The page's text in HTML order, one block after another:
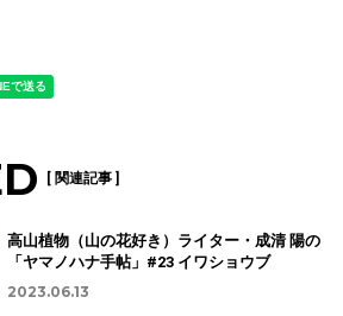
[ 関連記事 ]
高山植物（山の花好き）ライター・成清 陽の
「ヤマノハナ手帖」#23 イワショウブ
2023.06.13